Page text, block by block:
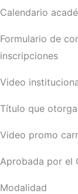
Calendario
Formulario de
inscripciones
Video
Título que otorga
Video promo
Aprobada por el
Modalidad